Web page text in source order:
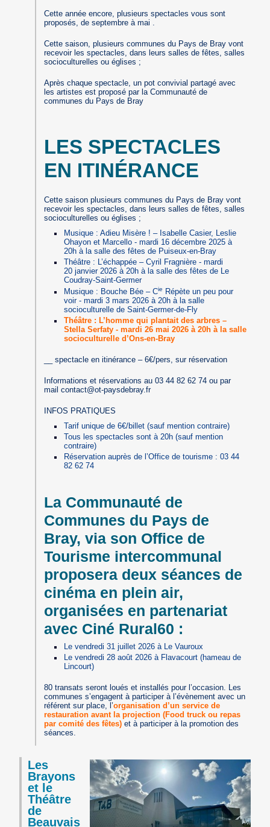
Cette année encore, plusieurs spectacles vous sont
proposés, de septembre à mai .
Cette saison, plusieurs communes du Pays de Bray vont
recevoir les spectacles, dans leurs salles de fêtes, salles
socioculturelles ou églises ;
Après chaque spectacle, un pot convivial partagé avec
les artistes est proposé par la Communauté de
communes du Pays de Bray
LES SPECTACLES
EN ITINÉRANCE
Cette saison plusieurs communes du Pays de Bray vont
recevoir les spectacles, dans leurs salles de fêtes, salles
socioculturelles ou églises ;
Musique : Adieu Misère ! – Isabelle Casier, Leslie
Ohayon et Marcello - mardi 16 décembre 2025 à
20h à la salle des fêtes de Puiseux-en-Bray
Théâtre : L’échappée – Cyril Fragnière - mardi
20 janvier 2026 à 20h à la salle des fêtes de Le
Coudray-Saint-Germer
Musique : Bouche Bée – Cie Répète un peu pour
voir - mardi 3 mars 2026 à 20h à la salle
socioculturelle de Saint-Germer-de-Fly
Théâtre : L’homme qui plantait des arbres –
Stella Serfaty - mardi 26 mai 2026 à 20h à la salle
socioculturelle d’Ons-en-Bray
__ spectacle en itinérance – 6€/pers, sur réservation
Informations et réservations au 03 44 82 62 74 ou par
mail contact@ot-paysdebray.fr
INFOS PRATIQUES
Tarif unique de 6€/billet (sauf mention contraire)
Tous les spectacles sont à 20h (sauf mention
contraire)
Réservation auprès de l’Office de tourisme : 03 44
82 62 74
La Communauté de
Communes du Pays de
Bray, via son Office de
Tourisme intercommunal
proposera deux séances de
cinéma en plein air,
organisées en partenariat
avec Ciné Rural60 :
Le vendredi 31 juillet 2026 à Le Vauroux
Le vendredi 28 août 2026 à Flavacourt (hameau de
Lincourt)
80 transats seront loués et installés pour l’occasion. Les
communes s’engagent à participer à l’évènement avec un
référent sur place, l’organisation d’un service de
restauration avant la projection (Food truck ou repas
par comité des fêtes) et à participer à la promotion des
séances.
Les
Brayons
et le
Théâtre
de
Beauvais